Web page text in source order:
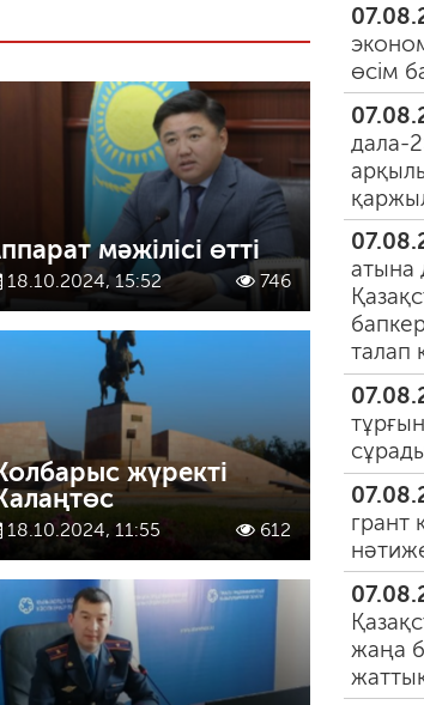
мәжілісі өтті
18.10.2024, 15:52 746
жүректі
18.10.2024, 11:55 612
өсім
дала-
атына
талап
грант
жаңа